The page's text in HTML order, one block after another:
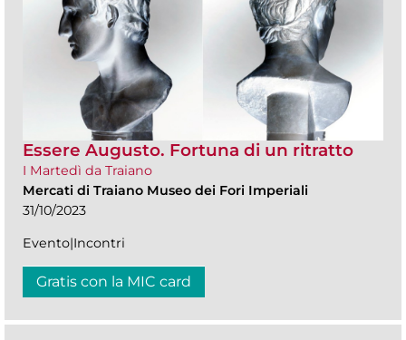
Essere Augusto. Fortuna di un ritratto
I Martedì da Traiano
Mercati di Traiano Museo dei Fori Imperiali
31/10/2023
Evento|Incontri
Gratis con la MIC card